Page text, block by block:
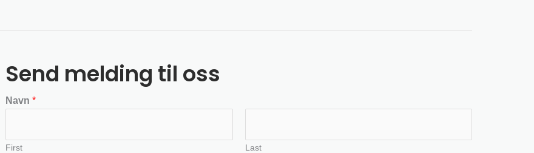
Send melding til oss
Navn*
First Last